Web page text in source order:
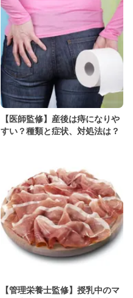
【医師監修】産後は痔になりや
すい？種類と症状、対処法は？
【管理栄養士監修】授乳中のマ